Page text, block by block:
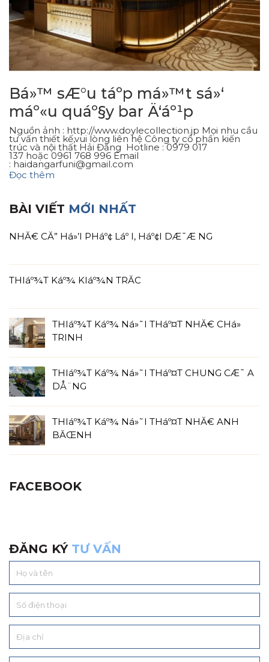
Bá»™ sÆ°u táº­p má»™t sá»‘
máº«u quáº§y bar Ä‘áº¹p
Nguồn ảnh : http://www.doylecollection.jp Mọi nhu cầu
tư vấn thiết kế,vui lòng liên hệ Công ty cổ phần kiến
trúc và nội thất Hải Đăng Hotline : 0979 017
137 hoặc 0961 768 996 Email
: haidangarfuni@gmail.com
Đọc thêm
BÀI VIẾT MỚI NHẤT
NHĂ€ CĂ” Há»’I PHáº¢ Láº I, Háº¢I DÆ¯Æ NG
THIáº¾T Káº¾ KIáº¾N TRĂC
THIáº¾T Káº¾ Ná»˜I THáº¤T NHĂ€ CHá»
TRINH
THIáº¾T Káº¾ Ná»˜I THáº¤T CHUNG CÆ¯ A
DÅ¨NG
THIáº¾T Káº¾ Ná»˜I THáº¤T NHĂ€ ANH
BĂŒNH
FACEBOOK
ĐĂNG KÝ TƯ VẤN